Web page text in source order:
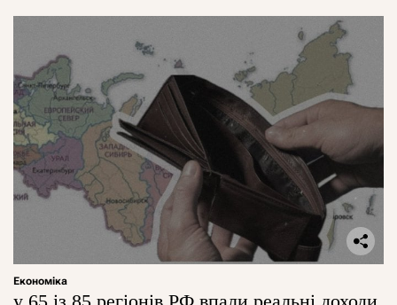
Економіка